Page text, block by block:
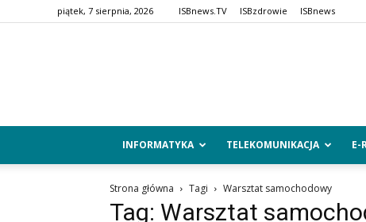
piątek, 7 sierpnia, 2026 ISBnews.TV ISBzdrowie ISBnews
INFORMATYKA TELEKOMUNIKACJA E-
Strona główna Tagi Warsztat samochodowy
Tag: Warsztat